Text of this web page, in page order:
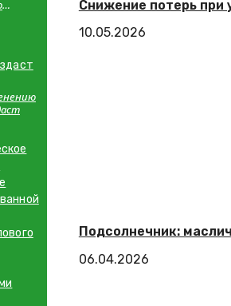
Снижение потерь при
10.05.2026
Подсолнечник:
06.04.2026